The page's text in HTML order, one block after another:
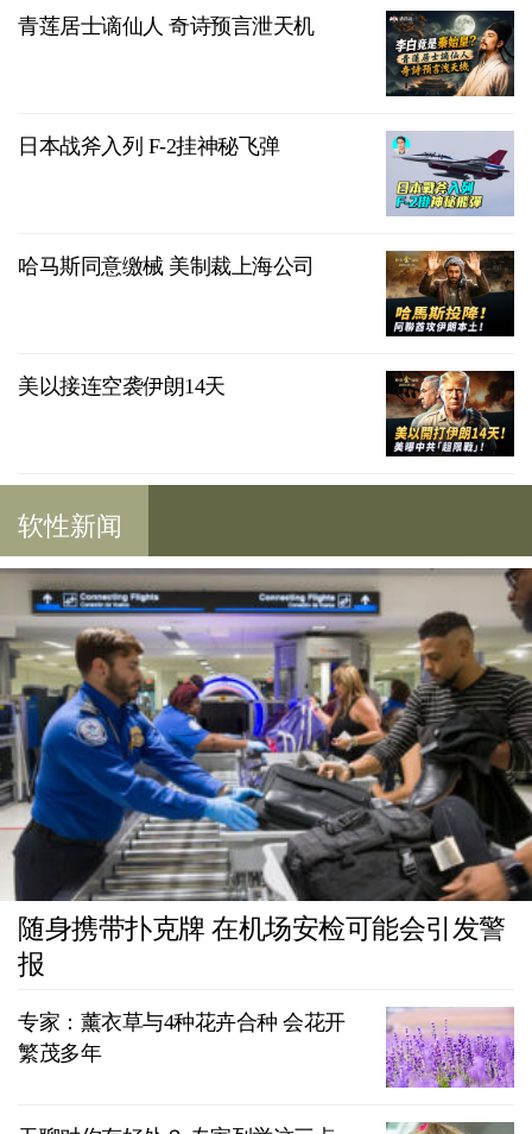
青莲居士谪仙人 奇诗预言泄天机
日本战斧入列 F-2挂神秘飞弹
哈马斯同意缴械 美制裁上海公司
美以接连空袭伊朗14天
软性新闻
随身携带扑克牌 在机场安检可能会引发警
报
专家：薰衣草与4种花卉合种 会花开
繁茂多年